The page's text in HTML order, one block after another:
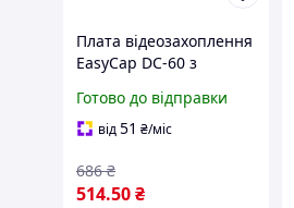
Плата відеозахоплення
EasyCap DC-60 з
Чорний
Готово до відправки
від51 ₴/міс
514.50₴
686 ₴